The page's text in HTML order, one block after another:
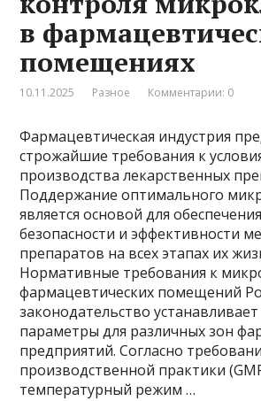
в
помещениях
10.11.2025 Разное Комментарии: 0
Фармацевтическая индустрия
строжайшие требования к
производства лекарственных
Поддержание оптимального
является основой для
безопасности и эффективности
препаратов на всех этапах их
Нормативные требования к
фармацевтических помещений
законодательство
параметры для различных зон
предприятий. Согласно
производственной практики
температурный режим …